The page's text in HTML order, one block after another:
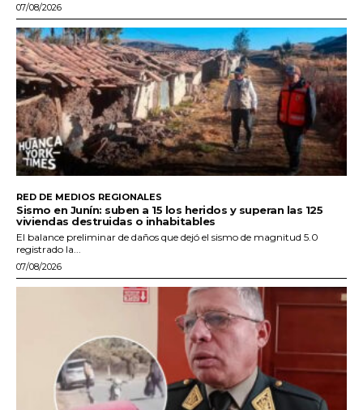
07/08/2026
RED DE MEDIOS REGIONALES
Sismo en Junín: suben a 15 los heridos y superan las 125
viviendas destruidas o inhabitables
El balance preliminar de daños que dejó el sismo de magnitud 5.0
registrado la...
07/08/2026